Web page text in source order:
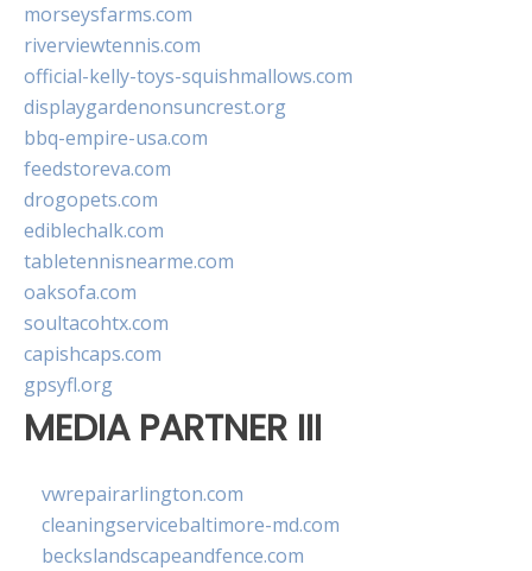
morseysfarms.com
riverviewtennis.com
official-kelly-toys-squishmallows.com
displaygardenonsuncrest.org
bbq-empire-usa.com
feedstoreva.com
drogopets.com
ediblechalk.com
tabletennisnearme.com
oaksofa.com
soultacohtx.com
capishcaps.com
gpsyfl.org
MEDIA PARTNER III
vwrepairarlington.com
cleaningservicebaltimore-md.com
beckslandscapeandfence.com